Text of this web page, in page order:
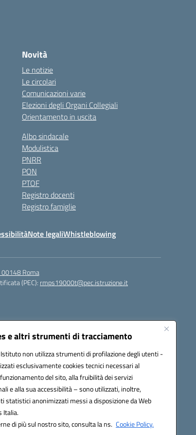
e altri strumenti di tracciamento
non utilizza strumenti di profilazione degli utenti -
esclusivamente cookies tecnici necessari al
del sito, alla fruibilità dei servizi
e alla sua accessibilità – sono utilizzati, inoltre,
statistici anonimizzati messi a disposizione da Web
Italia.
di più sul nostro sito, consulta la ns. Cookie Policy.
Novità
Le notizie
Le circolari
Comunicazioni varie
Elezioni degli Organi Collegiali
Orientamento in uscita
Albo sindacale
Modulistica
PNRR
PON
PTOF
Registro docenti
Registro famiglie
Note legaliWhistleblowing
00148 Roma
(PEC): rmps19000t@pec.istruzione.it